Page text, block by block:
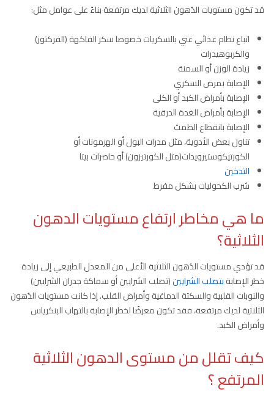
قد تكون مستويات الدُهون الثلاثية لديك مرتفعة بناءً على عوامل مثل:
اتباع نظام غذائي غني بالسكريات خصوصا سكر الفاكهة (الفركتوز)
والكربوهيدرات
زيادة الوزن أو السمنة
الإصابة بمرض السكري
الإصابة بأمراض الكبد أو الكلى
الإصابة بأمراض الغدة الدرقية
الإصابة بانقطاع الطمث
تناول بعض الأدوية، مثل مدرات البول أو الهرمونات أو
الكورتيكوستيرويدات(مثل الكورتيزون) أو حاصرات بيتا
التدخين
شرب الكحوليات بشكل مفرط
ما هي مخاطر ارتفاع مستويات الدهون
الثلاثية؟
قد تؤدي مستويات الدُهون الثلاثية الأعلى من المعدل الطبيعي إلى زيادة
خطر الإصابةبتصلب الشرايين(تصلب الشرايين أو سماكة جدران الشرايين)
والنوبات القلبية والسكتة الدماغية وأمراض القلب. إذا كانت مستويات الدُهون
الثلاثية لديك مرتفعة، فقد تكون معرضًا لخطر الإصابة بالتهاب البنكرياس
وأمراض الكبد.
كيف تقلل من مستوى الدهون الثلاثية
المرتفع ؟